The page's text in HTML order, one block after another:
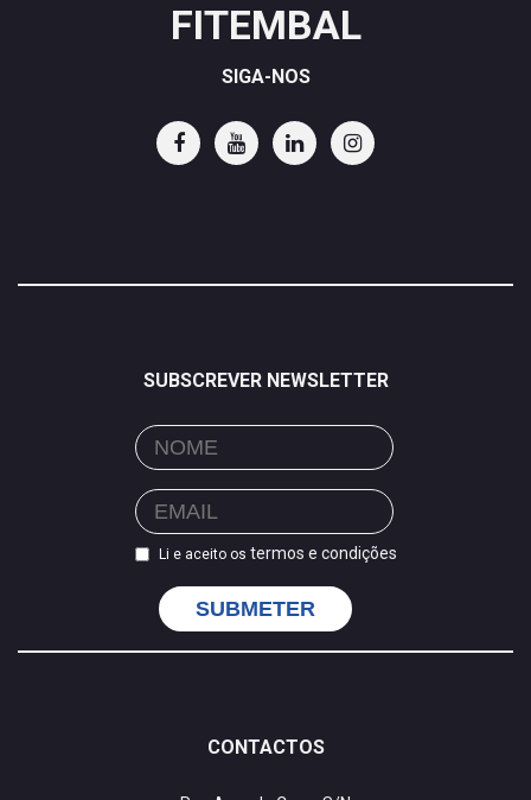
FITEMBAL
SIGA-NOS
SUBSCREVER NEWSLETTER
Li e aceito os termos e condições
SUBMETER
CONTACTOS